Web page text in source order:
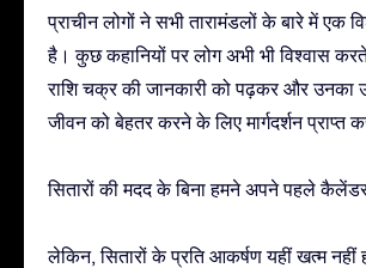
प्राचीन लोगों ने सभी तारामंडलों के बारे में एक
है। कुछ कहानियों पर लोग अभी भी विश्वास
राशि चक्र की जानकारी को पढ़कर और
जीवन को बेहतर करने के लिए मार्गदर्शन प्राप्त
सितारों की मदद के बिना हमने अपने पहले कैलेंडर
लेकिन, सितारों के प्रति आकर्षण यहीं खत्म नहीं